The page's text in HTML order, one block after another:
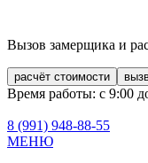
Вызов замерщика и
расчёт стоимости
Время работы: с 9:00
8 (991) 948-88-55
МЕНЮ